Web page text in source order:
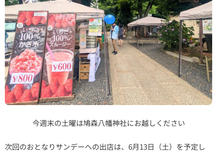
今週末の土曜は鳩森八幡神社にお越しください
次回のおとなりサンデーへの出店は、6月13日（土）を予定し